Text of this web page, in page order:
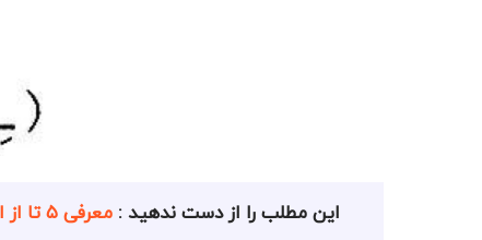
این مطلب را از دست ندهید : معرفی ۵ تا از استاد های تنبک نوازی ایران+ تصاویر